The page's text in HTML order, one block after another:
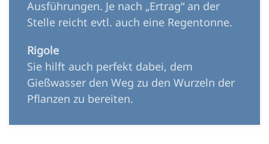
Ausführungen. Je nach „Ertrag“ an der
Stelle reicht evtl. auch eine Regentonne.
Rigole
Sie hilft auch perfekt dabei, dem
Gießwasser den Weg zu den Wurzeln der
Pflanzen zu bereiten.